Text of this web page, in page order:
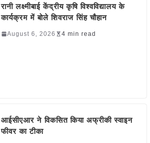
रानी लक्ष्मीबाई केंद्रीय कृषि विश्वविद्यालय के
कार्यक्रम में बोले शिवराज सिंह चौहान
August 6, 2026 4 min read
आईसीएआर ने विकसित किया अफ्रीकी स्वाइन
फीवर का टीका